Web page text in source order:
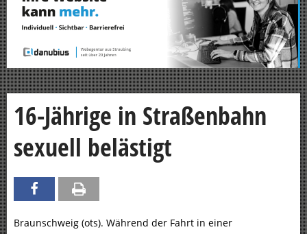
16-Jährige in Straßenbahn
sexuell belästigt
Braunschweig (ots). Während der Fahrt in einer